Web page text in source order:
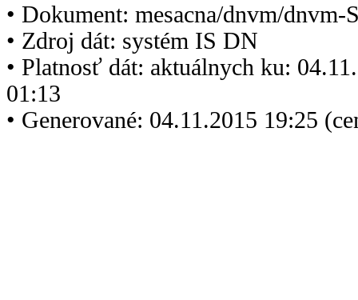
• Dokument: mesacna/dnvm/dnvm-
• Zdroj dát: systém IS DN
• Platnosť dát: aktuálnych ku:
01:13
• Generované: 04.11.2015 19:25